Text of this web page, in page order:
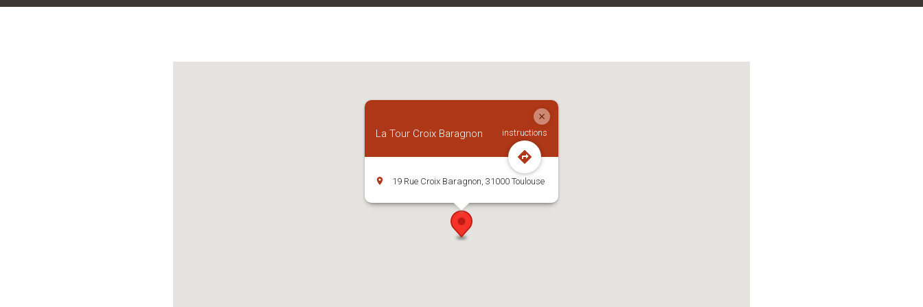
La Tour Croix Baragnon instructions
19 Rue Croix Baragnon, 31000 Toulouse